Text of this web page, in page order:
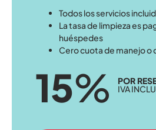
Todos los servicios
La tasa de limpieza es
huéspedes
Cero cuota de manejo o
15% POR
IVA